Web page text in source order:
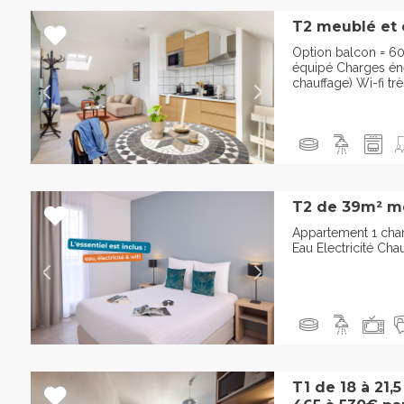
T2 meublé et
Option balcon =
équipé Charges
chauffage) Wi-fi
T2 de 39m²
Appartement 1
Eau Electricité
T1 de 18 à